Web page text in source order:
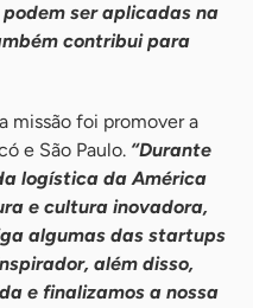
ser aplicadas na
contribui para
missão foi promover a
e São Paulo. “Durante
logística da América
e cultura inovadora,
algumas das startups
além disso,
e finalizamos a nossa